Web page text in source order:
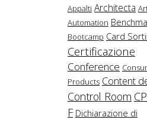
Appalti Architecta
Automation
Bootcamp Card
Certificazione
Conference
Products Content
Control Room
F Dichiarazione di